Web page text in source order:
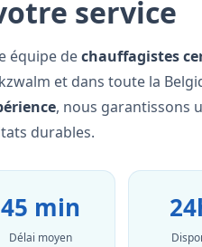
service
équipe dechauffagistes
et dans toute la
, nous garantissons
durables.
45 min
Délai moyen